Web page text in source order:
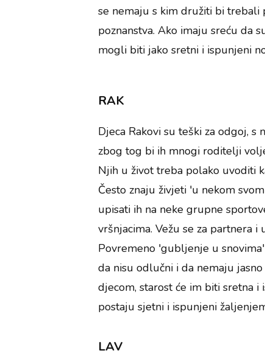
se nemaju s kim družiti bi trebali
poznanstva. Ako imaju sreću da
mogli biti jako sretni i ispunjeni
RAK
Djeca Rakovi su teški za odgoj,
zbog tog bi ih mnogi roditelji
Njih u život treba polako uvoditi
Često znaju živjeti 'u nekom
upisati ih na neke grupne
vršnjacima. Vežu se za partnera
Povremeno 'gubljenje u
da nisu odlučni i da nemaju
djecom, starost će im biti sretna
postaju sjetni i ispunjeni
LAV